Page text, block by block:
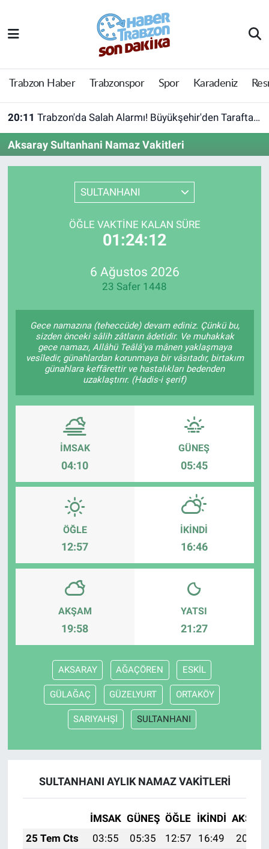
Trabzon Haber Trabzonspor Spor Karadeniz
20:11 Trabzon'da Salah Alarmı! Büyükşehir'den Taraftara Ücretsiz Ulaşım Hamlesi
Aksaray Sultanhani Namaz Vakitleri
SULTANHANI
ÖĞLE VAKTINE KALAN SÜRE
01:24:12
6 Ağustos 2026
23 Safer 1448
Gece namazına (teheccüde) devam ediniz. Çünkü bu,
sizden önceki sâlih zâtların âdetidir. Ve muhakkak
gece namazı, Allâhü Teâlâ'ya mânen yaklaşmaya
vesîledir, günahlardan korunmaya bir vâsıtadır, birtakım
günahlara keffârettir ve hastalıkları bedenden
uzaklaştırır. (Hadis-i şerif)
İMSAK
04:10
GÜNEŞ
05:45
ÖĞLE
12:57
İKINDI
16:46
AKŞAM
19:58
YATSI
21:27
AKSARAY AĞAÇÖREN ESKİL
GÜLAĞAÇ GÜZELYURT ORTAKÖY
SARIYAHŞİ SULTANHANI
SULTANHANI AYLIK NAMAZ VAKITLERI
İMSAK GÜNEŞ ÖĞLE İKINDI AKŞAM
25 Tem Cts
03:55 05:35 12:57 16:49
20:10
Trabzon Haber
Trabzonspor
Karadeniz
Resmi Reklam
Perde Arkası
Trabzon Nöbetçi Eczaneler
Trabzon Hava Durumu
Trabzon Trafik Yoğunluk Haritası
Süper Lig Puan Durumu ve Fikstür
Tüm Manşetler
Son Dakika Haberleri